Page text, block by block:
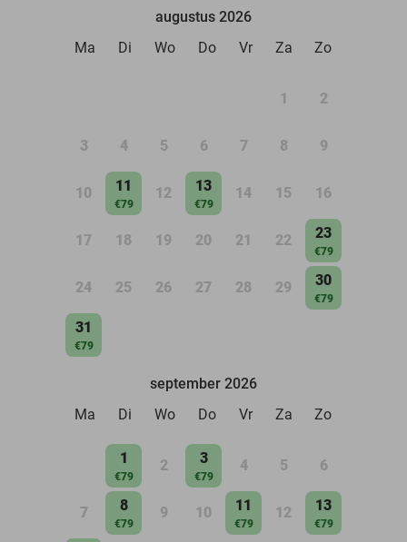
augustus 2026
Ma
Di Wo Do Vr Za Zo
1 2
3 4 5 6 7 8 9
10 11
€79
12 13
€79
14 15 16
17 18 19 20 21 22 23
€79
24 25 26 27 28 29 30
€79
31
€79
september 2026
Ma
Di Wo Do Vr Za Zo
1
€79
2 3
€79
4 5 6
7 8
€79
9 10 11
€79
12 13
€79